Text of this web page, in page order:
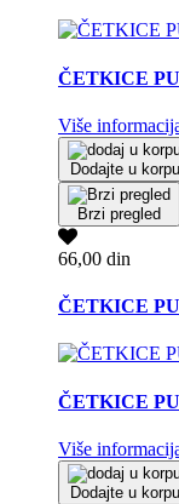
ČETKICE
Više
Dodajte u korpu
Brzi pregled
66,00 din
ČETKICE
ČETKICE
Više
Dodajte u korpu